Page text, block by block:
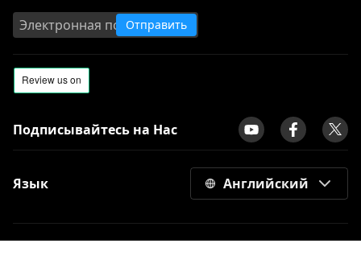
Отправить
Подписывайтесь на Нас
Язык Английский